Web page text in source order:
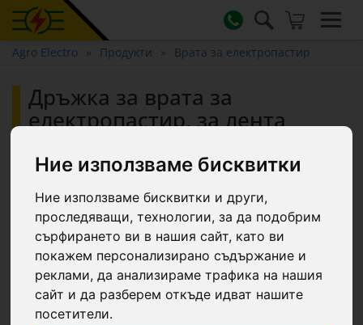
Ние използваме бисквитки
Ние използваме бисквитки и други,
проследяващи, технологии, за да подобрим
сърфирането ви в нашия сайт, като ви
покажем персонализирано съдържание и
реклами, да анализираме трафика на нашия
сайт и да разберем откъде идват нашите
посетители.
Agro Electro Продукти Врата за електропастир
Дръжка за врата за
електропастир, за лента